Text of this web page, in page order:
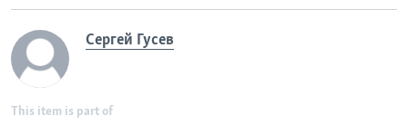
Сергей Гусев
This item is part of